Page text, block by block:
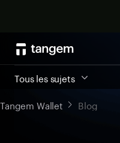
Tous les sujets
Tangem Wallet
Blog